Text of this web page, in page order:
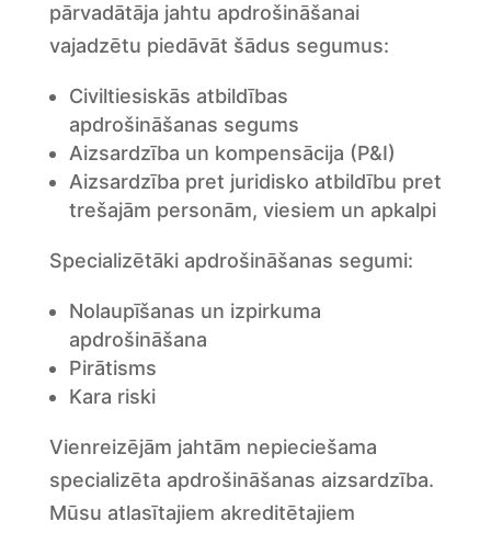
pārvadātāja jahtu apdrošināšanai
vajadzētu piedāvāt šādus segumus:
Civiltiesiskās atbildības
apdrošināšanas segums
Aizsardzība un kompensācija (P&I)
Aizsardzība pret juridisko atbildību pret
trešajām personām, viesiem un apkalpi
Specializētāki apdrošināšanas segumi:
Nolaupīšanas un izpirkuma
apdrošināšana
Pirātisms
Kara riski
Vienreizējām jahtām nepieciešama
specializēta apdrošināšanas aizsardzība.
Mūsu atlasītajiem akreditētajiem